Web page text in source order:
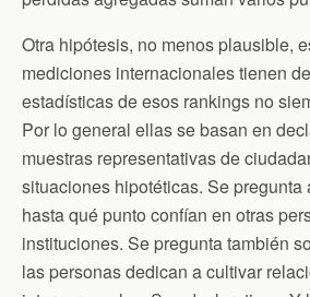
Otra hipótesis, no menos plausible,
mediciones internacionales tienen
estadísticas de esos rankings no
Por lo general ellas se basan en
muestras representativas de
situaciones hipotéticas. Se
hasta qué punto confían en otras
instituciones. Se pregunta también
las personas dedican a cultivar